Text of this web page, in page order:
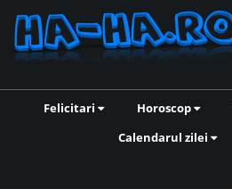
Felicitari Horoscop
Calendarul zilei